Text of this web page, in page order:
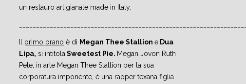
un restauro artigianale made in Italy.
primo brano è di Megan Thee Stallion e Dua
Lipa, si intitola Sweetest Pie. Megan Jovon Ruth
Pete, in arte Megan Thee Stallion per la sua
corporatura imponente, è una rapper texana figlia